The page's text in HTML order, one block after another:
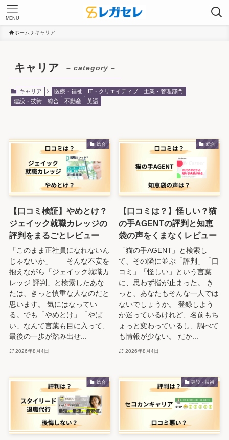
MENU
ホーム キャリア
キャリア – category –
キャリア 医療・福祉 IT・クリエイティブ
士業・管理部門
建設・技術
総合 不動産 英語
総合
【口コミ検証】やめとけ？
ジェイック就職カレッジの
評判をまるごとレビュー
「このまま正社員になれないん
じゃないか」——そんな不安を
抱えながら「ジェイック就職カ
レッジ 評判」と検索したあな
たは、きっと慎重な人なのだと
思います。 気にはなってい
る。でも「やめとけ」「やば
い」なんて言葉も目に入って、
最後の一歩が踏み出せ...
2026年8月4日
総合
【口コミは？】怪しい？猫
の手AGENTの評判と知恵
袋の声をくまなくレビュー
「猫の手AGENT」と検索し
て、その隣に並ぶ「評判」「口
コミ」「怪しい」という言葉
に、思わず指が止まった。 き
っと、あなたもそんな一人では
ないでしょうか。 登録しよう
か迷っているけれど、名前もち
ょっと変わっているし、調べて
も情報が少ない。 だか...
2026年8月4日
総合 建設・技術